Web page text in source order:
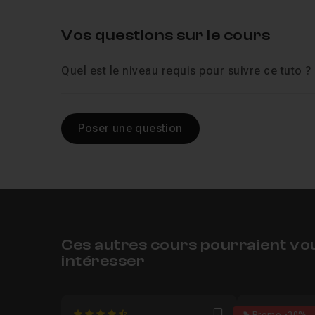
Vos questions sur le cours
Quel est le niveau requis pour suivre ce tuto ?
Poser une question
Ces autres cours pourraient
intéresser